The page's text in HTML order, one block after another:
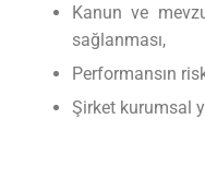
Kanun ve
sağlanması,
Performansın
Şirket kurumsal